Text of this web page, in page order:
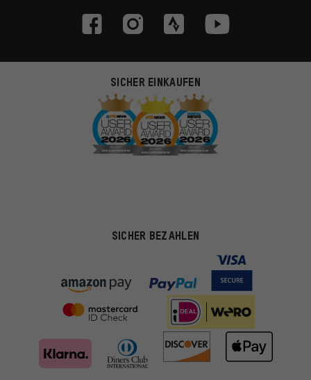
SICHER EINKAUFEN
SICHER BEZAHLEN